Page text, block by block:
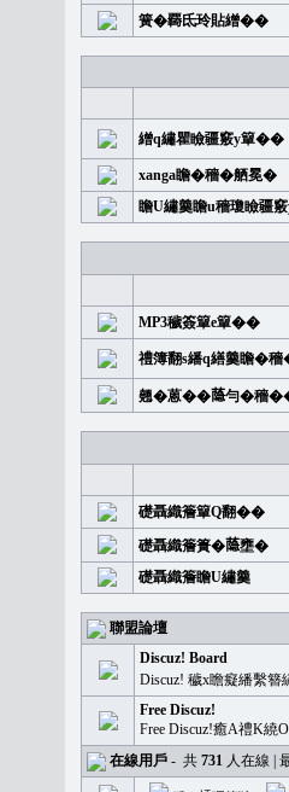
簧�覉氐玲貼繒��
繒q繡瞿瞼疆竅y簞��
xanga瞻�穡�舾冕�
瞻U繡羹瞻u穡瓊瞼疆
MP3穢簽簞e簞��
禮簿翻s繙q繕羹瞻�
翹�蒽��𦻕勻�穡
礎聶織簷簞Q翻��
礎聶織簷簣�𦻕壅�
礎聶織簷瞻U繡羹
聯盟論壇
Discuz! Board
Discuz! 穢x瞻癡繙繫
Free Discuz!
Free Discuz!癒A禮K繞
在線用戶 - 共 731 人在線 |